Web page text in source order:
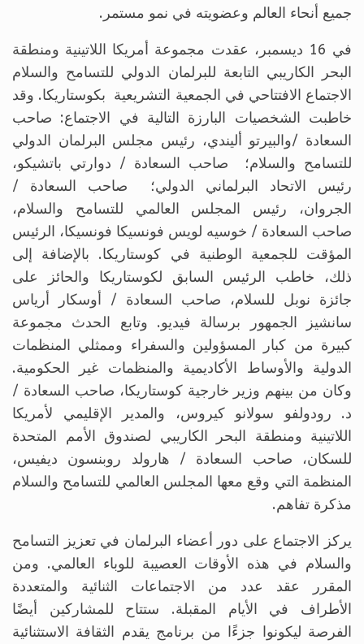
جميع أنحاء العالم وعضويته في نمو مستمر.
في 16 ديسمبر، عقدت مجموعة أمريكا اللاتينية ومنطقة
البحر الكاريبي التابعة للبرلمان الدولي للتسامح والسلام
الاجتماع الافتتاحي في الجمعية التشريعية بكوستاريكا. وقد
خاطبت الشخصيات البارزة التالية في الاجتماع: صاحب
السعادة /والبيرتو أليندي، رئيس مجلس البرلمان الدولي
للتسامح والسلام؛ صاحب السعادة / دوارتي باتشيكو،
رئيس الاتحاد البرلماني الدولي؛ صاحب السعادة /
الجروان، رئيس المجلس العالمي للتسامح والسلام،
صاحب السعادة / خوسيه لويس فونسيكا فونسيكا، الرئيس
المؤقت للجمعية الوطنية في كوستاريكا. بالإضافة إلى
ذلك، خاطب الرئيس السابق لكوستاريكا والحائز على
جائزة نوبل للسلام، صاحب السعادة / أوسكار أرياس
سانشيز الجمهور برسالة فيديو. وتابع الحدث مجموعة
كبيرة من كبار المسؤولين والسفراء وممثلي المنظمات
الدولية والأوساط الأكاديمية والمنظمات غير الحكومية.
وكان من بينهم وزير خارجية كوستاريكا، صاحب السعادة /
د. رودولفو سولانو كيروس، والمدير الإقليمي لأمريكا
اللاتينية ومنطقة البحر الكاريبي لصندوق الأمم المتحدة
للسكان، صاحب السعادة / هارولد روبنسون ديفيس،
المنظمة التي وقع معها المجلس العالمي للتسامح والسلام
مذكرة تفاهم.
يركز الاجتماع على دور أعضاء البرلمان في تعزيز التسامح
والسلام في هذه الأوقات العصيبة للوباء العالمي. ومن
المقرر عقد عدد من الاجتماعات الثنائية والمتعددة
الأطراف في الأيام المقبلة. ستتاح للمشاركين أيضًا
الفرصة ليكونوا جزءًا من برنامج يقدم الثقافة الاستثنائية